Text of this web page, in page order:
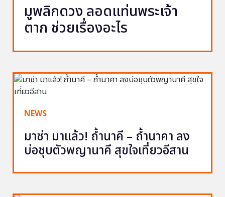
มูพลิกดวง ลอดแท่นพระเจ้า
ตาก ช่วยเรื่องอะไร
NEWS
มาช่า มาแล้ว! ถ้ำนาคี – ถ้ำนาคา ลง
บ่อชุบตัวพญานาคี สุขใจเที่ยวอีสาน